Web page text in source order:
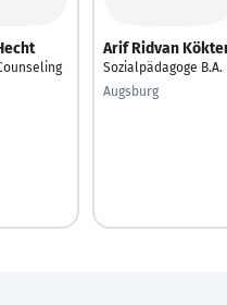
Arif Ridvan
Sozialpädagoge B.A.
Augsburg